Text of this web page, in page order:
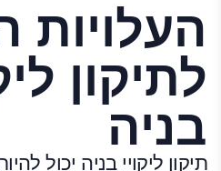
העלויות
לתיקון
בניה
תיקון ליקויי בניה יכול